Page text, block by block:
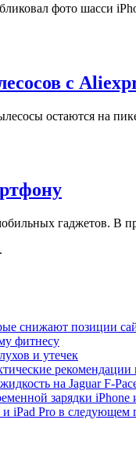
фото шасси
с
остаются на
гаджетов. В
.
снижают позиции
фитнесу
и утечек
рекомендации
на Jaguar F-
зарядки iPhone
iPad Pro в следующем